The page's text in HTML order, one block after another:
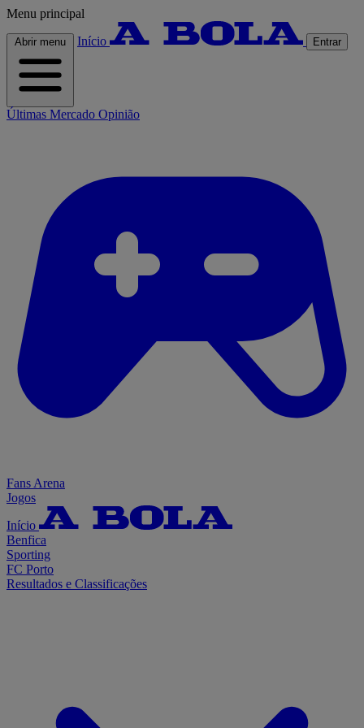
Menu principal
Abrir menu Início Entrar
Últimas Mercado Opinião
Fans Arena
Jogos
Início
Benfica
Sporting
FC Porto
Resultados e Classificações